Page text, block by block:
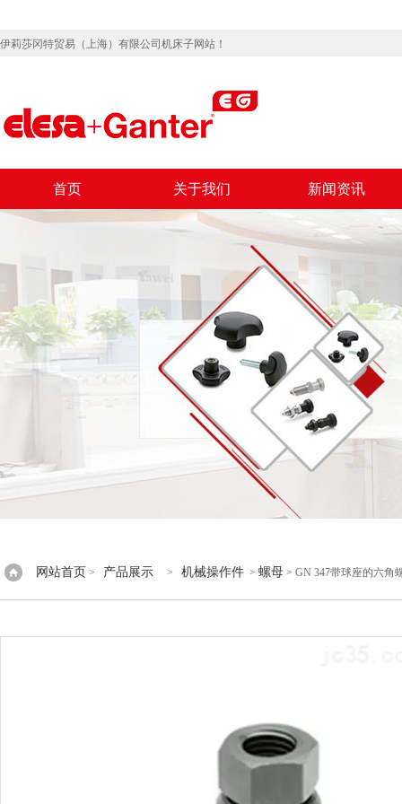
伊莉莎冈特贸易（上海）有限公司机床子网站！
首页 关于我们 新闻资讯
网站首页 > 产品展示 > 机械操作件 > 螺母 > GN 347带球座的六角